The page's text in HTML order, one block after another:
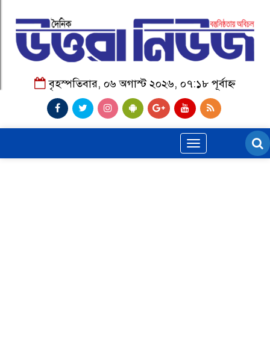
বৃহস্পতিবার, ০৬ অগাস্ট ২০২৬, ০৭:১৮ পূর্বাহ্ন
Toggle
navigation